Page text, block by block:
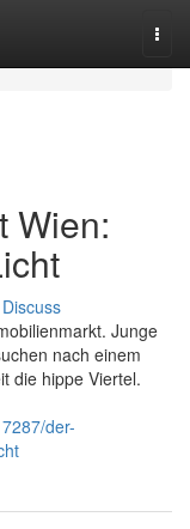
Wien:
Discuss
Junge
nach einem
die hippe Viertel.
der-